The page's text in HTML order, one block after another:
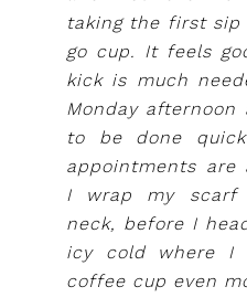
taking the first
go cup. It feels
kick is much
Monday
to be done
appointments are
I wrap my scarf
neck, before I
icy cold where I
coffee cup even